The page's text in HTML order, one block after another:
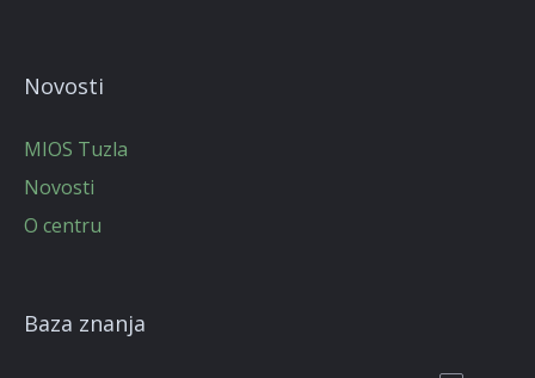
Novosti
MIOS Tuzla
Novosti
O centru
Baza znanja